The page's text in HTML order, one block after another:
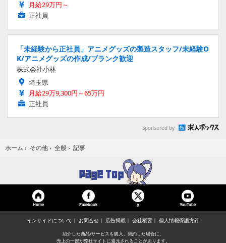
月給29万円～
正社員
「未経験から正社員」アニメグッズの製造スタッフ/未経験O
K/アニメグッズの作成/ブランク歓迎
株式会社小林
埼玉県
月給29万9,300円～65万円
正社員
Sponsored by
ホーム › その他 › 全般 › 記事
Home Facebook X YouTube
インサイドについて お問合せ 広告掲載 会社概要 個人情報保護方針
紹介した商品/サービスを購入、契約した場合に、
売上の一部が弊社サイトに還元されることがあります。